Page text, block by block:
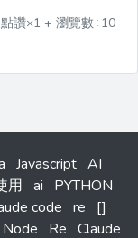
讚×1 + 瀏覽數÷10
Javascript AI
用 ai
PYTHON
code re
[]
Node Re Claude